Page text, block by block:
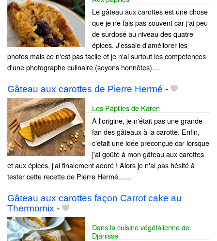
Le gâteau aux carottes est une chose
que je ne fais pas souvent car j'ai peu
de surdosé au niveau des quatre
épices. J'essaie d'améliorer les
photos mais ce n'est pas facile et je n'ai surtout les compétences
d'une photographe culinaire (soyons honnêtes)....
Gâteau aux carottes de Pierre Hermé -
Les Papilles de Karen
A l'origine, je n'était pas une grande
fan des gâteaux à la carotte. Enfin,
c'était une idée préconçue car lorsque
j'ai goûté à mon gâteau aux carottes
et aux épices, j'ai finalement adoré ! Alors je n'ai pas hésité à
tester cette recette de Pierre Hermé.......
Gâteau aux carottes façon Carrot cake au
Thermomix -
Dans la cuisine végétalienne de
Djanisse